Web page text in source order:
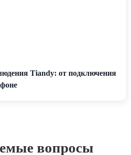
Tiandy: от подключения
вопросы